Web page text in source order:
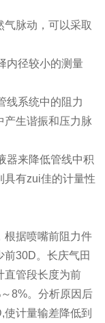
脉动，可以采取
径较小的测量
系统中的阻力
产生谐振和压力脉
来降低管线中积
具有zui佳的计量性
据喷嘴前阻力件
前30D。长庆气田
直管段长度为前
8%。分析原因后
计量输差降低到